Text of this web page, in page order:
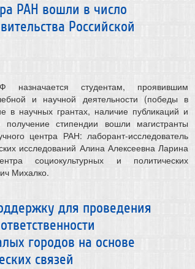
РАН вошли в число
Российской
назначается студентам, проявившим
и научной деятельности (победы в
в научных грантах, наличие публикаций и
стипендии вошли магистранты
центра РАН: лаборант-исследователь
исследований Алина Алексеевна Ларина
социокультурных и политических
Михалко.
для проведения
городов на основе
связей